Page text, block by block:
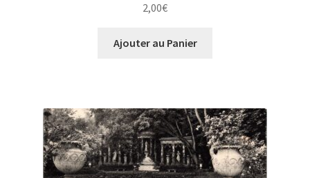
2,00€
Ajouter au Panier